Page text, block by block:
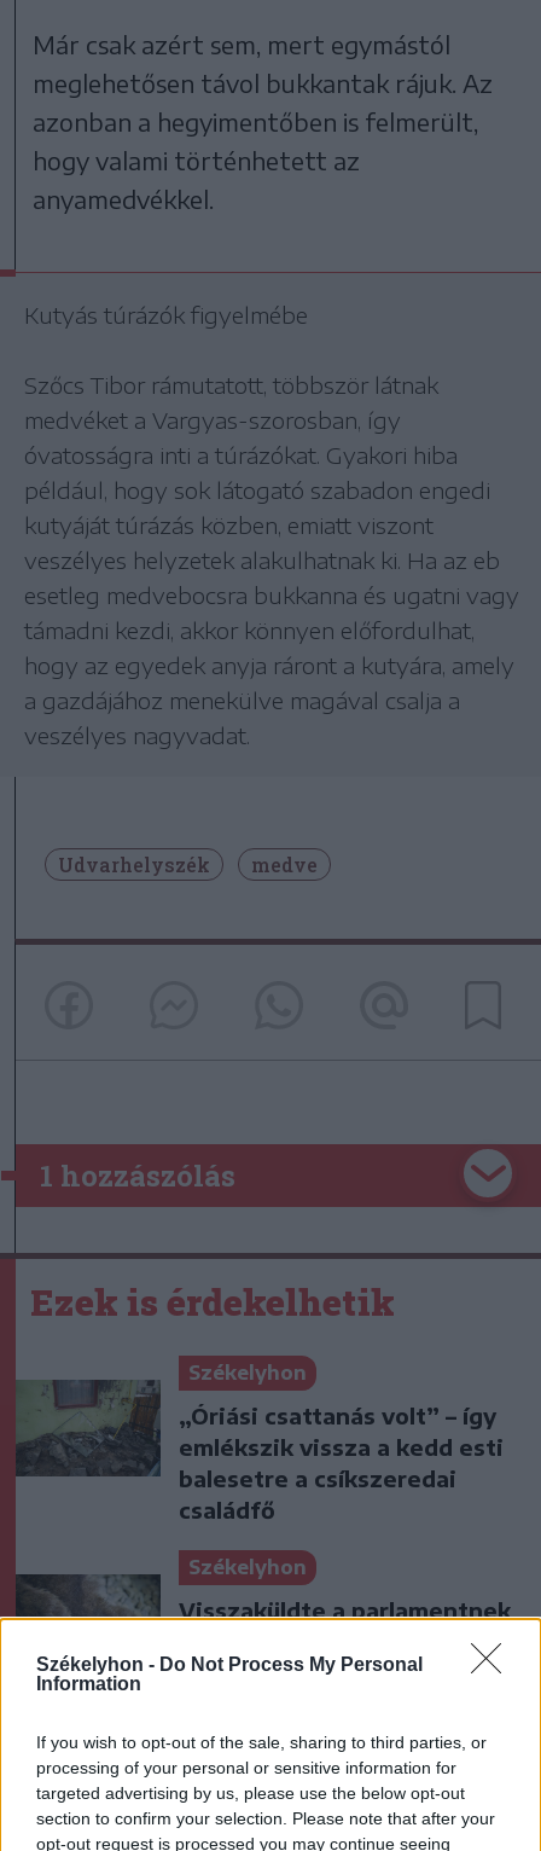
Székelyhon - Do Not Process My Personal
Information
If you wish to opt-out of the sale, sharing to third parties, or
processing of your personal or sensitive information for
targeted advertising by us, please use the below opt-out
section to confirm your selection. Please note that after your
opt-out request is processed you may continue seeing
Már csak azért sem, mert egymástól
meglehetősen távol bukkantak rájuk. Az
azonban a hegyimentőben is felmerült,
hogy valami történhetett az
anyamedvékkel.
Kutyás túrázók figyelmébe
Szőcs Tibor rámutatott, többször látnak
medvéket a Vargyas-szorosban, így
óvatosságra inti a túrázókat. Gyakori hiba
például, hogy sok látogató szabadon engedi
kutyáját túrázás közben, emiatt viszont
veszélyes helyzetek alakulhatnak ki. Ha az eb
esetleg medvebocsra bukkanna és ugatni vagy
támadni kezdi, akkor könnyen előfordulhat,
hogy az egyedek anyja ráront a kutyára, amely
a gazdájához menekülve magával csalja a
veszélyes nagyvadat.
Udvarhelyszék medve
1 hozzászólás
Ezek is érdekelhetik
Székelyhon
„Óriási csattanás volt” – így
emlékszik vissza a kedd esti
balesetre a csíkszeredai
családfő
Székelyhon
Visszaküldte a parlamentnek
medve kilövését lehetővé
Székely Sport
Egyetlen székelyföldi
résztvevő lesz a futsal 2.